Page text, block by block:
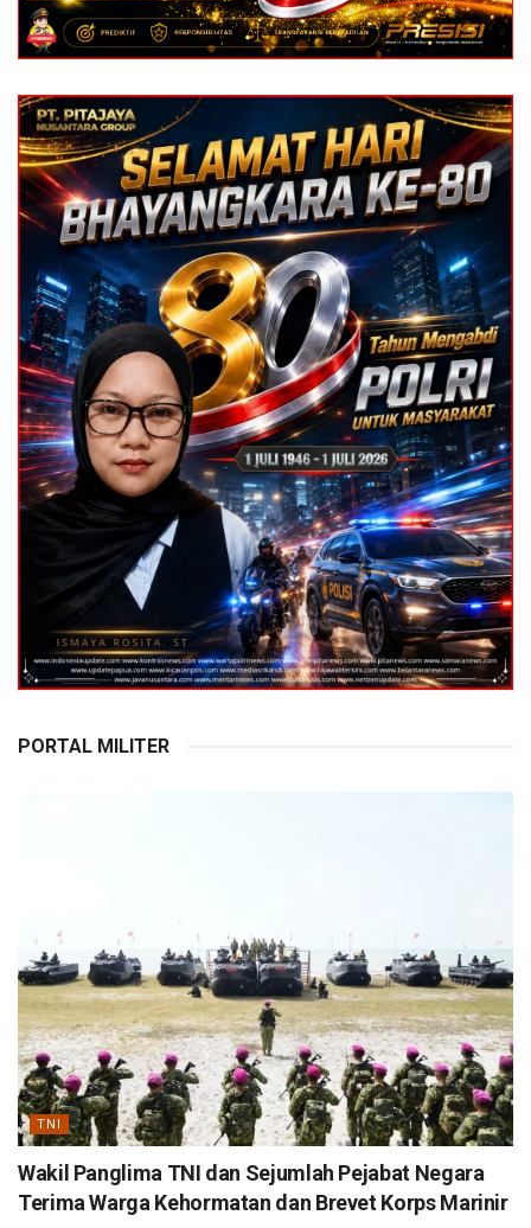
PORTAL MILITER
TNI
Wakil Panglima TNI dan Sejumlah Pejabat Negara
Terima Warga Kehormatan dan Brevet Korps Marinir